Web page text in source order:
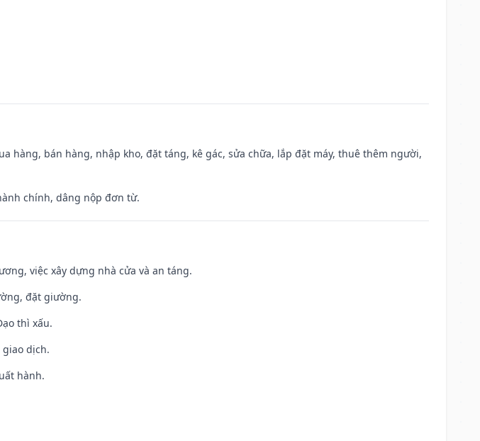
hàng, bán hàng, nhập kho, đặt táng, kê gác, sửa chữa, lắp đặt máy, thuê thêm người,
chính, dâng nộp đơn từ.
việc xây dựng nhà cửa và an táng.
đặt giường.
thì xấu.
giao dịch.
hành.